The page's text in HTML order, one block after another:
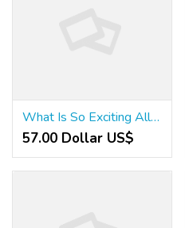
What Is So Exciting All but Bribe Levitra Gentle Online Gloss At present?
57.00 Dollar US$